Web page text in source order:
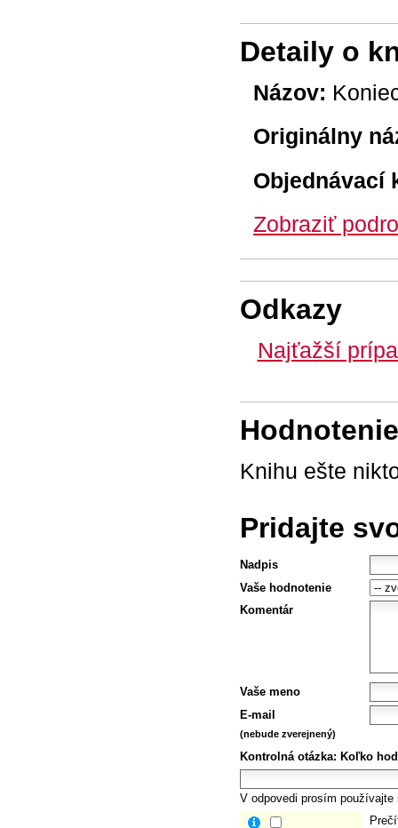
Detaily o
Názov:
Originálny
Objednávací
Zobraziť
Odkazy
Najťažší
Knihu ešte
Pridajte
Nadpis
Vaše hodnotenie
Komentár
Vaše meno
E-mail
(nebude zverejnený)
Kontrolná otázka: Koľko
V odpovedi prosím